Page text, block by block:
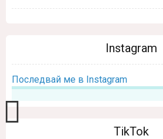
Instagram
Последвай ме в Instagram
TikTok